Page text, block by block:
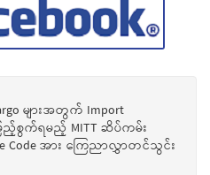
များအတွက် Import
ည့်စွက်ရမည့် MITT ဆိပ်ကမ်း
Code အား ကြေညာလွှာတင်သွင်း